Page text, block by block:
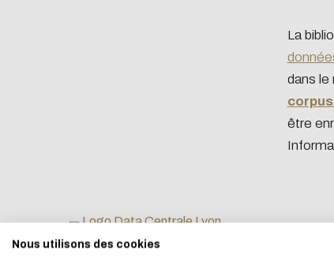
La
dans le
être
Nous utilisons des cookies